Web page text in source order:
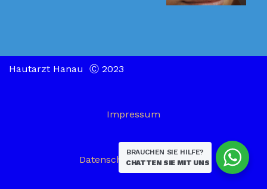
Hautarzt Hanau Ⓒ 2023
Impressum
Datenschutzerklaerung
BRAUCHEN SIE HILFE?
CHATTEN SIE MIT UNS